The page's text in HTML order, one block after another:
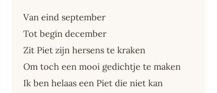
Van eind september
Tot begin december
Zit Piet zijn hersens te kraken
Om toch een mooi gedichtje te maken
Ik ben helaas een Piet die niet kan